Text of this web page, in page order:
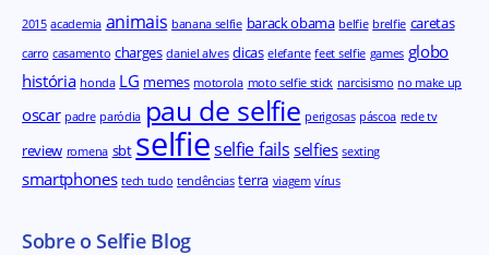
2015 academia animais banana selfie barack obama belfie brelfie caretas
carro casamento charges daniel alves dicas elefante feet selfie games globo
história honda LG memes motorola moto selfie stick narcisismo no make up
oscar padre paródia pau de selfie perigosas páscoa rede tv
review romena sbt selfieselfie fails selfies sexting
smartphones tech tudo tendências terra viagem vírus
Sobre o Selfie Blog